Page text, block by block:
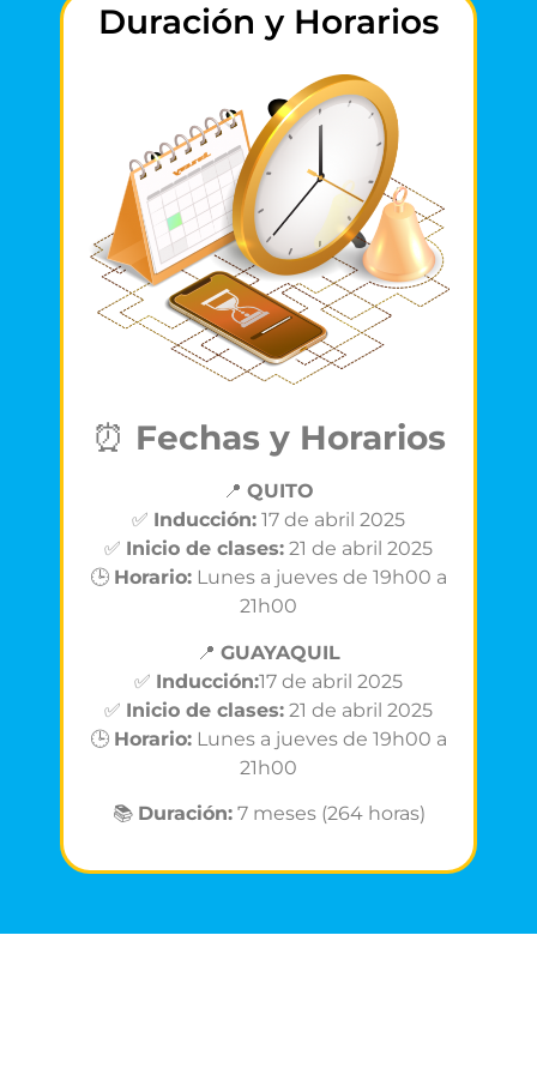
Duración y Horarios
⏰ Fechas y Horarios
📍 QUITO
✅ Inducción: 17 de abril 2025
✅ Inicio de clases: 21 de abril 2025
🕒 Horario: Lunes a jueves de 19h00 a
21h00
📍 GUAYAQUIL
✅ Inducción:17 de abril 2025
✅ Inicio de clases: 21 de abril 2025
🕒 Horario: Lunes a jueves de 19h00 a
21h00
📚 Duración:7 meses (264 horas)